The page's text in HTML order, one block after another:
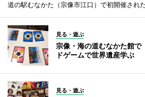
道の駅むなかた（宗像市江口）で初開催された
見る・遊ぶ
宗像・海の道むなかた館
ドゲームで世界遺産学ぶ
見る・遊ぶ